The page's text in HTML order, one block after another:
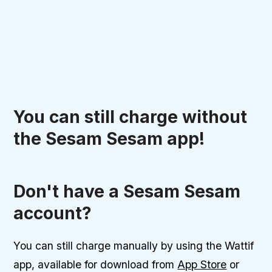
You can still charge without
the Sesam Sesam app!
Don't have a Sesam Sesam
account?
You can still charge manually by using the Wattif
app, available for download from App Store or